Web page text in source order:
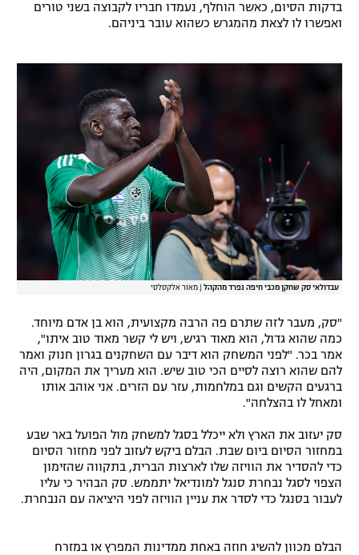
הצטרפות לחבילת הערוצים
בדקות הסיום, כאשר הוחלף, נעמדו חבריו לקבוצה בשני טורים
ואפשרו לו לצאת מהמגרש כשהוא עובר ביניהם.
עבדולאי סק שחקן מכבי חיפה נפרד מהקהל מאור אלקסלסי
"סק, מעבר לזה שתרם פה הרבה מקצועית, הוא בן אדם מיוחד.
כמה שהוא גדול, הוא מאוד רגיש, ויש לי קשר מאוד טוב איתו",
אמר בכר. "לפני המשחק הוא דיבר עם השחקנים בגרון חנוק ואמר
להם שהוא רוצה לסיים הכי טוב שיש. הוא מעריך את המקום, היה
ברגעים הקשים וגם במלחמות, עזר עם הזרים. אני אוהב אותו
ומאחל לו בהצלחה".
סק יעזוב את הארץ ולא ייכלל בסגל למשחק מול הפועל באר שבע
במחזור הסיום ביום שבת. הבלם ביקש לעזוב לפני מחזור הסיום
כדי להסדיר את הוויזה שלו לארצות הברית, בתקווה שהזימון
הצפוי לסגל נבחרת סנגל למונדיאל יתממש. סק הבהיר כי עליו
לעבור בסנגל כדי לסדר את עניין הוויזה לפני היציאה עם הנבחרת.
הבלם מכוון להשיג חוזה באחת ממדינות המפרץ או במזרח